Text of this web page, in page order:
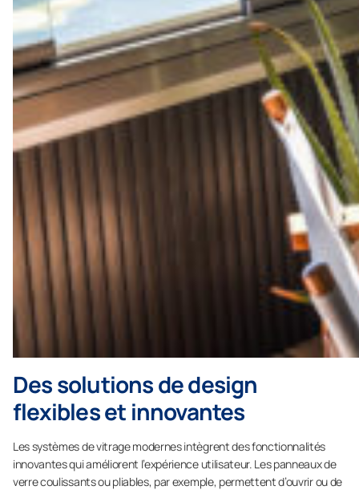
Des solutions de design
flexibles et innovantes
Les systèmes de vitrage modernes intègrent des fonctionnalités
innovantes qui améliorent l’expérience utilisateur. Les panneaux de
verre coulissants ou pliables, par exemple, permettent d’ouvrir ou de